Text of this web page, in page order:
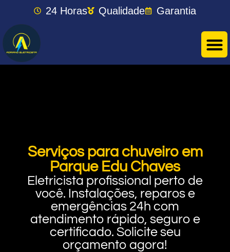
24 Horas Qualidade Garantia
Serviços para chuveiro em
Parque Edu Chaves
Eletricista profissional perto de
você. Instalações, reparos e
emergências 24h com
atendimento rápido, seguro e
certificado. Solicite seu
orçamento agora!